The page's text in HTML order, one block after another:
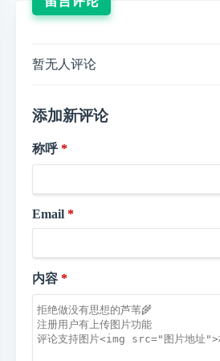
暂无人评论
添加新评论
称呼
Email
内容